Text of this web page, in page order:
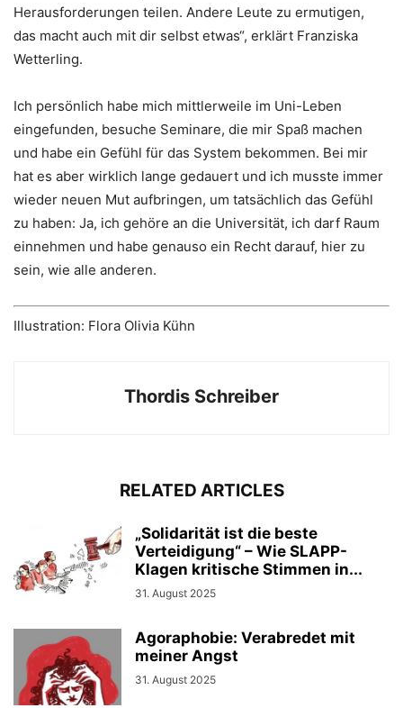
Herausforderungen teilen. Andere Leute zu ermutigen,
das macht auch mit dir selbst etwas“, erklärt Franziska
Wetterling.
Ich persönlich habe mich mittlerweile im Uni-Leben
eingefunden, besuche Seminare, die mir Spaß machen
und habe ein Gefühl für das System bekommen. Bei mir
hat es aber wirklich lange gedauert und ich musste immer
wieder neuen Mut aufbringen, um tatsächlich das Gefühl
zu haben: Ja, ich gehöre an die Universität, ich darf Raum
einnehmen und habe genauso ein Recht darauf, hier zu
sein, wie alle anderen.
Illustration: Flora Olivia Kühn
Thordis Schreiber
RELATED ARTICLES
„Solidarität ist die beste
Verteidigung“ – Wie SLAPP-
Klagen kritische Stimmen in...
31. August 2025
Agoraphobie: Verabredet mit
meiner Angst
31. August 2025